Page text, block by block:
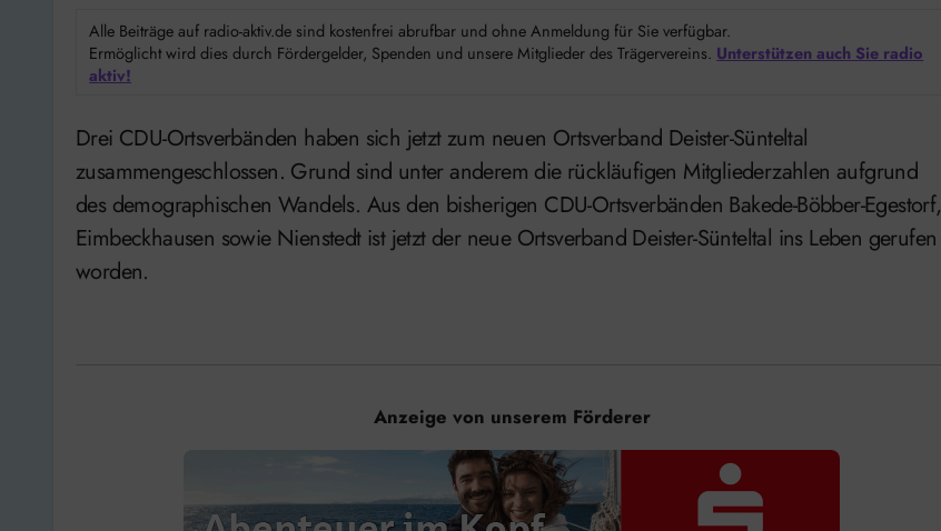
Alle Beiträge auf radio-aktiv.de sind kostenfrei abrufbar und ohne Anmeldung für Sie verfügbar.
Ermöglicht wird dies durch Fördergelder, Spenden und unsere Mitglieder des Trägervereins. Unterstützen auch Sie radio
aktiv!
Drei CDU-Ortsverbänden haben sich jetzt zum neuen Ortsverband Deister-Sünteltal
zusammengeschlossen. Grund sind unter anderem die rückläufigen Mitgliederzahlen aufgrund
des demographischen Wandels. Aus den bisherigen CDU-Ortsverbänden Bakede-Böbber-Egestorf,
Eimbeckhausen sowie Nienstedt ist jetzt der neue Ortsverband Deister-Sünteltal ins Leben gerufen
worden.
Anzeige von unserem Förderer